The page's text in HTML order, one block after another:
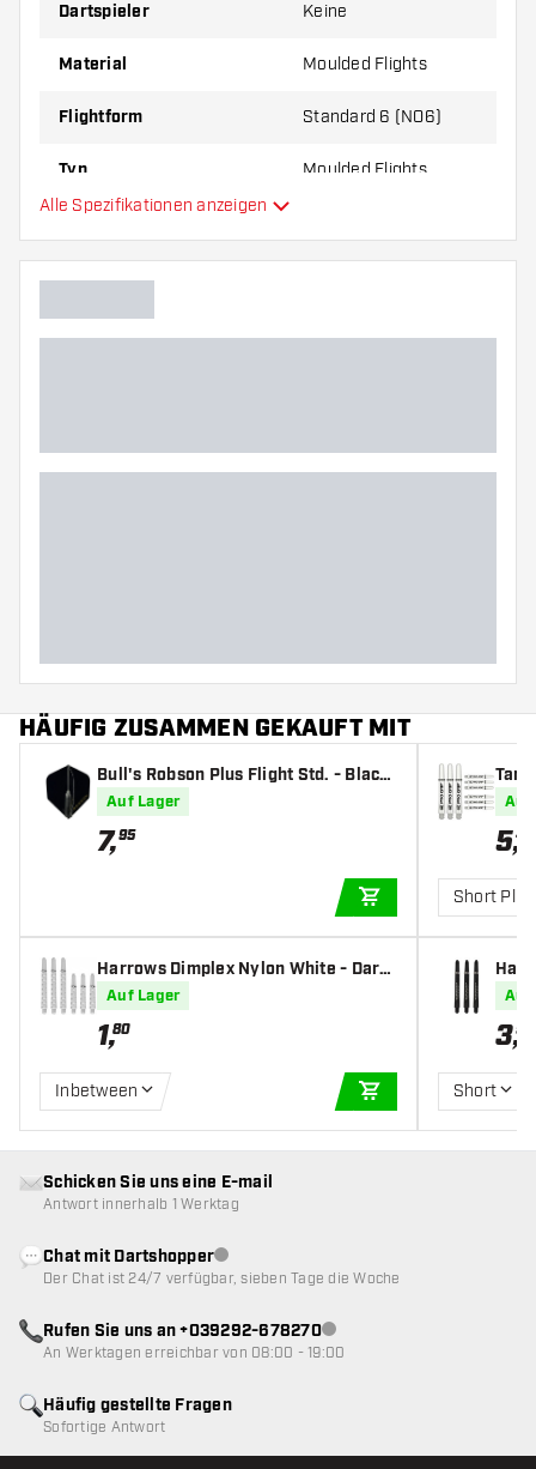
Material oder eine andere Dicke der Flights aus,
um herauszufinden, welche Variante am besten
Dartspieler Keine
Material Moulded Flights
Flightform Standard 6 (NO6)
Typ Moulded Flights
Hauptfarbe
Alle Spezifikationen anzeigen
HÄUFIG ZUSAMMEN GEKAUFT MIT
Bull's Robson Plus Flight Std. - Black
- Dart Flights
Auf Lager
7,95
IN DEN
Harrows Dimplex Nylon White - Dart
Shafts
Auf Lager
1,80
Inbetween
IN DEN
afts
Auf
5,49
Short Plus
art
Auf
3,95
Short
Häufig gestellte Fragen
Sofortige Antwort
Schicken Sie uns eine E-mail
Antwort innerhalb 1 Werktag
Chat mit DartshopperKundenservice nicht verfügbar
Der Chat ist 24/7 verfügbar, sieben Tage die Woche
Rufen Sie uns an +039292-678270Kundenservice nicht
An Werktagen erreichbar von 08:00 - 19:00